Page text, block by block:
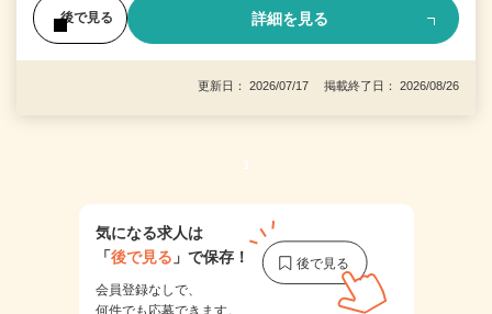
後で見る 詳細を見る
更新日： 2026/07/17 掲載終了日： 2026/08/26
1
気になる求人は
「後で見る 」で保存！
会員登録なしで、
何件でも応募できます。